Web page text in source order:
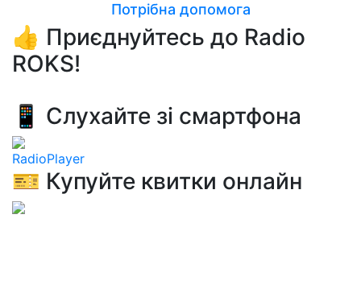
Потрібна допомога
👍 Приєднуйтесь до Radio
ROKS!
📱 Слухайте зі смартфона
RadioPlayer
🎫 Купуйте квитки онлайн